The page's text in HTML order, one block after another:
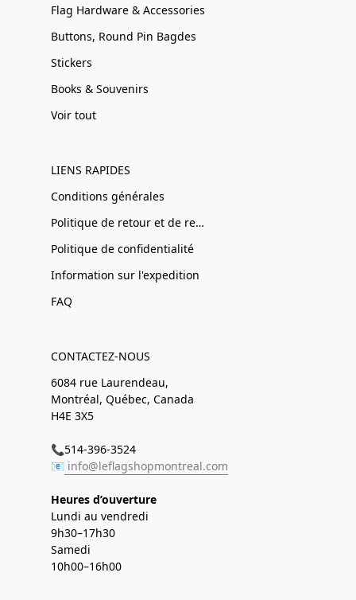
Flag Hardware & Accessories
Buttons, Round Pin Bagdes
Stickers
Books & Souvenirs
Voir tout
LIENS RAPIDES
Conditions générales
Politique de retour et de remboursement
Politique de confidentialité
Information sur l'expedition
FAQ
CONTACTEZ-NOUS
6084 rue Laurendeau,
Montréal, Québec, Canada
H4E 3X5
📞514-396-3524
📧 info@leflagshopmontreal.com
Heures d’ouverture
Lundi au vendredi
9h30–17h30
Samedi
10h00–16h00